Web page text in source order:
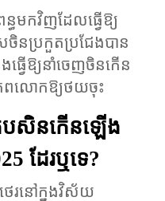
ធមកវិញដែលធ្វើឱ្យ
នប្រកួតប្រជែងបាន
ធ្វើឱ្យនាំចេញចិនកើន
ពលោកឱ្យថយចុះ
របសិនកើនឡើង
ដែរឬទេ?
េរនៅក្នុងវិស័យ